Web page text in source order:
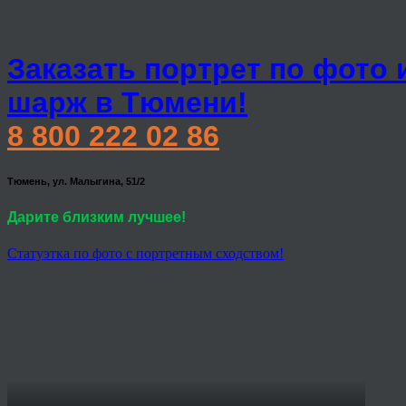
Заказать портрет по фото
шарж в Тюмени!
8 800 222 02 86
Тюмень, ул. Малыгина, 51/2
Дарите близким лучшее!
Статуэтка по фото с портретным сходством!